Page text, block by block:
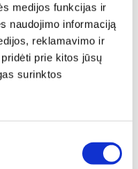
medijos funkcijas ir
naudojimo informaciją
reklamavimo ir
prie kitos jūsų
surinktos